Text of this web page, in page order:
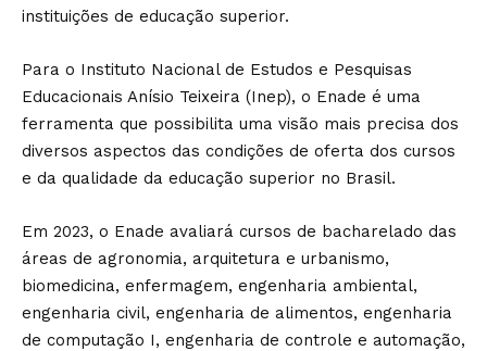
instituições de educação superior.
Para o Instituto Nacional de Estudos e Pesquisas
Educacionais Anísio Teixeira (Inep), o Enade é uma
ferramenta que possibilita uma visão mais precisa dos
diversos aspectos das condições de oferta dos cursos
e da qualidade da educação superior no Brasil.
Em 2023, o Enade avaliará cursos de bacharelado das
áreas de agronomia, arquitetura e urbanismo,
biomedicina, enfermagem, engenharia ambiental,
engenharia civil, engenharia de alimentos, engenharia
de computação I, engenharia de controle e automação,